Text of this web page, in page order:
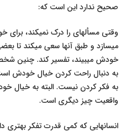
صحیح ندارد این است که:
وقتی مسأله­ای را درک نمی­کند،
می­سازد و طبق آن­ها سعی می­کند تا بعضی
خودش می­بیند، تفسیر کند. چنین
به دنبال راحت کردن خیال خودش
به فکر کردن نیست. البته به خیال
واقعیت چیز دیگری است.
انسان­هایی که کمی قدرت تفکر بهتری